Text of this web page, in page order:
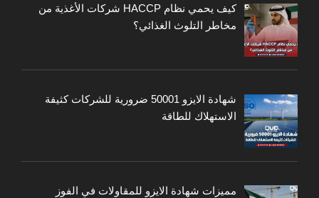
كيف يحمي نظام HACCP شركات الأغذية من
مخاطر التلوث الغذائي؟
شهادة الايزو 50001 ضرورية للشركات كثيفة
الاستهلاك للطاقة
مميزات شهادة الايزو للمقاولات في الفوز